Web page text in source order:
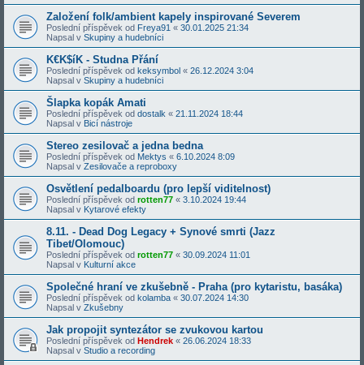
Založení folk/ambient kapely inspirované Severem
Poslední příspěvek od Freya91 « 30.01.2025 21:34
Napsal v Skupiny a hudebníci
K€K$íK - Studna Přání
Poslední příspěvek od keksymbol « 26.12.2024 3:04
Napsal v Skupiny a hudebníci
Šlapka kopák Amati
Poslední příspěvek od dostalk « 21.11.2024 18:44
Napsal v Bicí nástroje
Stereo zesilovač a jedna bedna
Poslední příspěvek od Mektys « 6.10.2024 8:09
Napsal v Zesilovače a reproboxy
Osvětlení pedalboardu (pro lepší viditelnost)
Poslední příspěvek od rotten77 « 3.10.2024 19:44
Napsal v Kytarové efekty
8.11. - Dead Dog Legacy + Synové smrti (Jazz
Tibet/Olomouc)
Poslední příspěvek od rotten77 « 30.09.2024 11:01
Napsal v Kulturní akce
Společné hraní ve zkušebně - Praha (pro kytaristu, basáka)
Poslední příspěvek od kolamba « 30.07.2024 14:30
Napsal v Zkušebny
Jak propojit syntezátor se zvukovou kartou
Poslední příspěvek od Hendrek « 26.06.2024 18:33
Napsal v Studio a recording